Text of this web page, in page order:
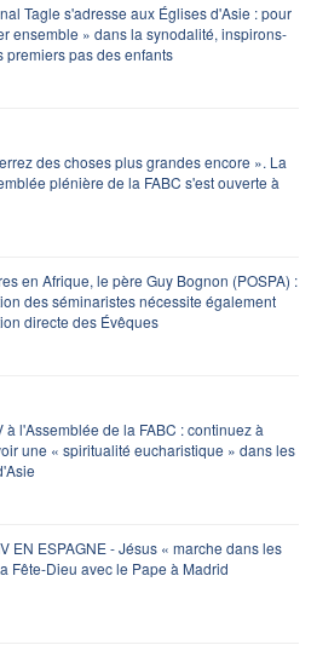
Tagle s'adresse aux Églises d'Asie : pour
ensemble » dans la synodalité, inspirons-
premiers pas des enfants
des choses plus grandes encore ». La
plénière de la FABC s'est ouverte à
en Afrique, le père Guy Bognon (POSPA) :
des séminaristes nécessite également
directe des Évêques
à l'Assemblée de la FABC : continuez à
une « spiritualité eucharistique » dans les
EN ESPAGNE - Jésus « marche dans les
Fête-Dieu avec le Pape à Madrid